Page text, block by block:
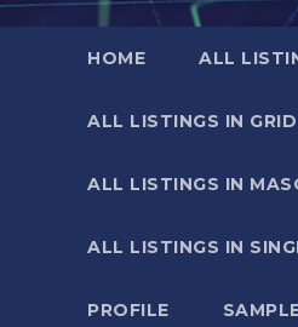
HOME ALL
ALL LISTINGS IN
ALL LISTINGS IN
ALL LISTINGS IN
PROFILE